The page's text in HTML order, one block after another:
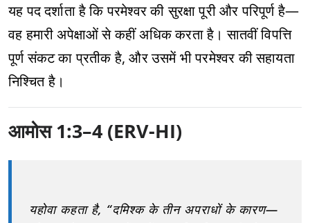
यह पद दर्शाता है कि परमेश्वर की सुरक्षा पूरी और परिपूर्ण है—
वह हमारी अपेक्षाओं से कहीं अधिक करता है। सातवीं विपत्ति
पूर्ण संकट का प्रतीक है, और उसमें भी परमेश्वर की सहायता
निश्चित है।
आमोस 1:3–4 (ERV-HI)
यहोवा कहता है, “दमिश्क के तीन अपराधों के कारण—